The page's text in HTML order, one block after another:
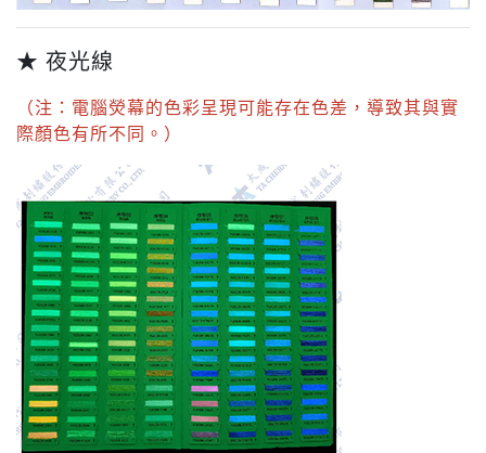
★ 夜光線
（注：電腦熒幕的色彩呈現可能存在色差，導致其與實
際顏色有所不同。）